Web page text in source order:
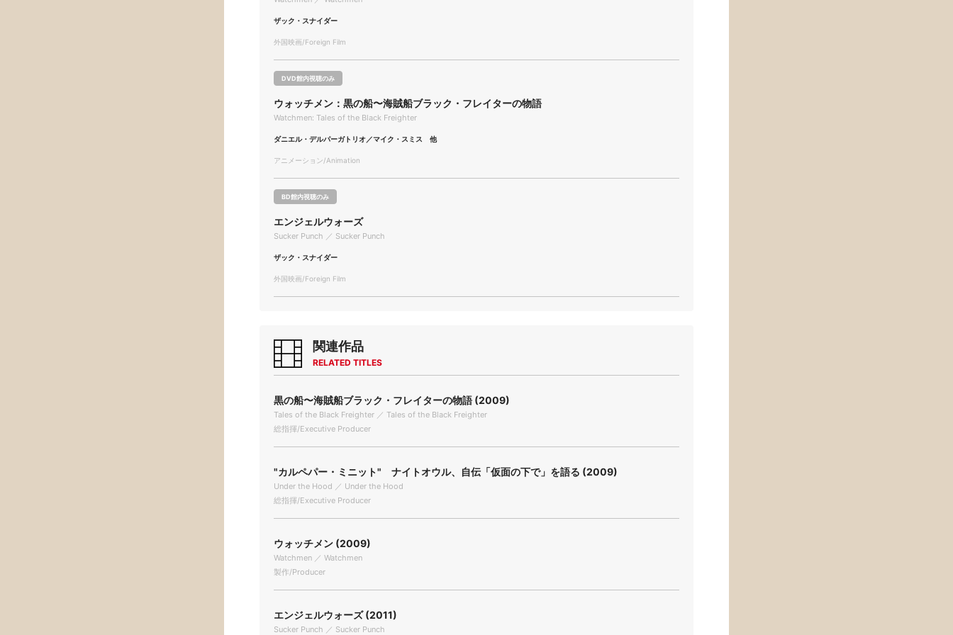
ザック・スナイダー
外国映画/Foreign Film
DVD館内視聴のみ
ウォッチメン：黒の船〜海賊船ブラック・フレイターの物語
Watchmen: Tales of the Black Freighter
ダニエル・デルパーガトリオ／マイク・スミス 他
アニメーション/Animation
BD館内視聴のみ
エンジェルウォーズ
Sucker Punch ／ Sucker Punch
ザック・スナイダー
外国映画/Foreign Film
関連作品
RELATED TITLES
黒の船〜海賊船ブラック・フレイターの物語 (2009)
Tales of the Black Freighter ／ Tales of the Black Freighter
総指揮/Executive Producer
"カルペパー・ミニット" ナイトオウル、自伝「仮面の下で」を語る (2009)
Under the Hood ／ Under the Hood
総指揮/Executive Producer
ウォッチメン (2009)
Watchmen ／ Watchmen
製作/Producer
エンジェルウォーズ (2011)
Sucker Punch ／ Sucker Punch